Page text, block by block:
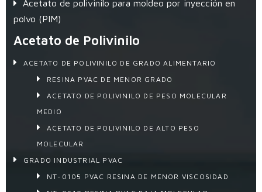
Acetato de polivinilo para moldeo por inyección en
polvo (PIM)
Acetato de Polivinilo
ACETATO DE POLIVINILO DE GRADO ALIMENTARIO
RESINA PVAC DE MENOR GRADO
ACETATO DE POLIVINILO DE PESO MOLECULAR
MEDIO
ACETATO DE POLIVINILO DE ALTO PESO
MOLECULAR
GRADO INDUSTRIAL PVAC
NT-0105 PVAC RESINA DE MENOR VISCOSIDAD